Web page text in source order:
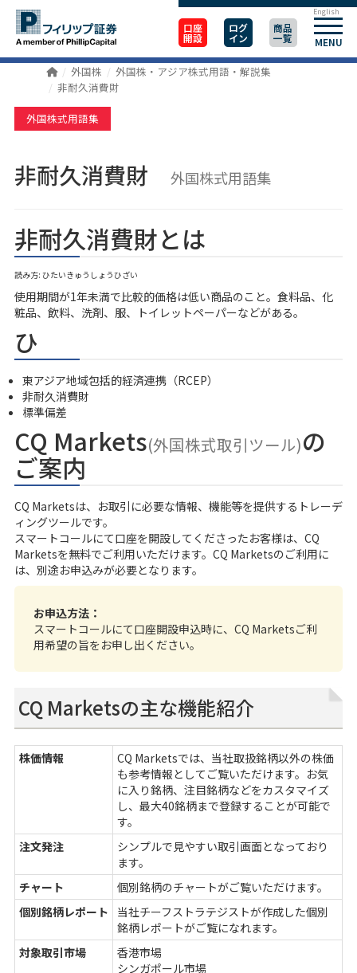
口座
開設
ログ
イン
商品
一覧 MENU
English
外国株
外国株・アジア株式用語・解説集
非耐久消費財
外国株式用語集
非耐久消費財 外国株式用語集
非耐久消費財とは
読み方: ひたいきゅうしょうひざい
使用期間が1年未満で比較的価格は低い商品のこと。食料品、化
粧品、飲料、洗剤、服、トイレットペーパーなどがある。
ひ
東アジア地域包括的経済連携（RCEP）
非耐久消費財
標準偏差
CQ Markets(外国株式取引ツール)の
ご案内
CQ Marketsは、お取引に必要な情報、機能等を提供するトレーデ
ィングツールです。
スマートコールにて口座を開設してくださったお客様は、CQ
Marketsを無料でご利用いただけます。CQ Marketsのご利用に
は、別途お申込みが必要となります。
お申込方法：
スマートコールにて口座開設申込時に、CQ Marketsご利
用希望の旨をお申し出ください。
CQ Marketsの主な機能紹介
株価情報
CQ Marketsでは、当社取扱銘柄以外の株価
も参考情報としてご覧いただけます。お気
に入り銘柄、注目銘柄などをカスタマイズ
し、最大40銘柄まで登録することが可能で
す。
注文発注
シンプルで見やすい取引画面となっており
ます。
チャート
個別銘柄のチャートがご覧いただけます。
個別銘柄レポート
当社チーフストラテジストが作成した個別
銘柄レポートがご覧になれます。
対象取引市場
香港市場
シンガポール市場